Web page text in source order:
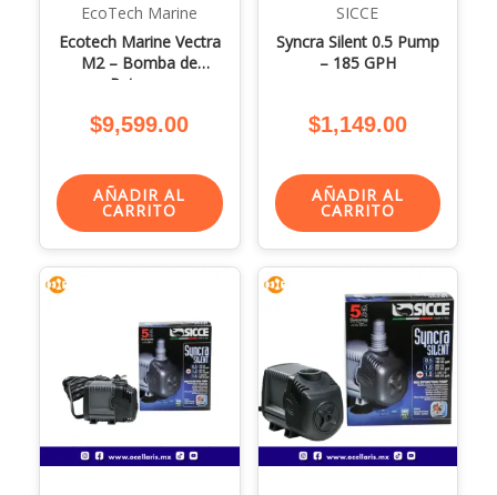
EcoTech Marine
Ecotech Marine Vectra
M2 – Bomba de
Retorno
$9,599.00
AÑADIR AL
CARRITO
SICCE
Syncra Silent 0.5 Pump
– 185 GPH
$1,149.00
AÑADIR AL
CARRITO